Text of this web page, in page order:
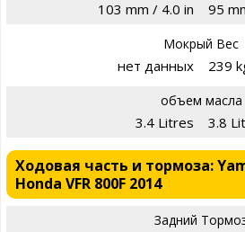
103 mm / 4.0 in 95
Мокрый Вес
нет данных 239
объем масла
3.4 Litres 3.8
Ходовая часть и тормоза:
Honda VFR 800F 2014
Задний